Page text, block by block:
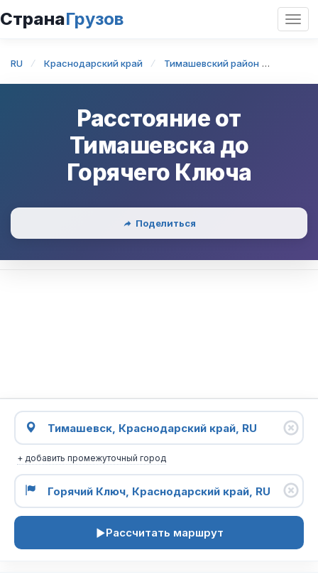
СтранаГрузов
RU Краснодарский край Тимашевский район
Расстояние от
Тимашевска до
Горячего Ключа
Поделиться
+ добавить промежуточный город
Рассчитать маршрут